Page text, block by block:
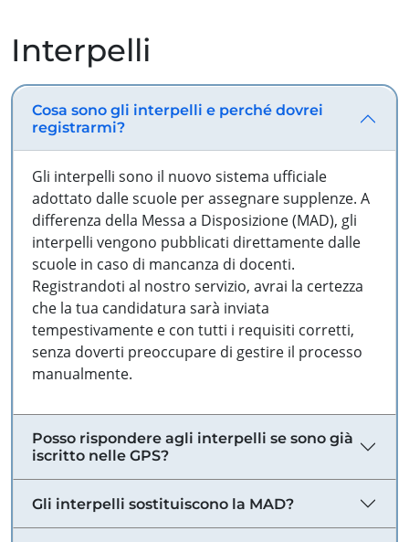
Interpelli
Cosa sono gli interpelli e perché dovrei
registrarmi?
Gli interpelli sono il nuovo sistema ufficiale
adottato dalle scuole per assegnare supplenze. A
differenza della Messa a Disposizione (MAD), gli
interpelli vengono pubblicati direttamente dalle
scuole in caso di mancanza di docenti.
Registrandoti al nostro servizio, avrai la certezza
che la tua candidatura sarà inviata
tempestivamente e con tutti i requisiti corretti,
senza doverti preoccupare di gestire il processo
manualmente.
Posso rispondere agli interpelli se sono già
iscritto nelle GPS?
Gli interpelli sostituiscono la MAD?